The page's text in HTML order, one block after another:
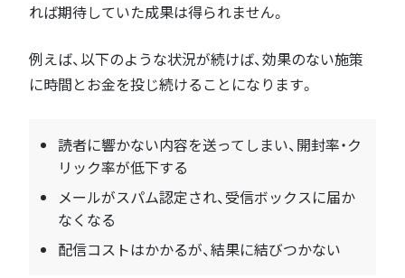
れば期待していた成果は得られません。
例えば、以下のような状況が続けば、効果のない施策
に時間とお金を投じ続けることになります。
読者に響かない内容を送ってしまい、開封率・ク
リック率が低下する
メールがスパム認定され、受信ボックスに届か
なくなる
配信コストはかかるが、結果に結びつかない